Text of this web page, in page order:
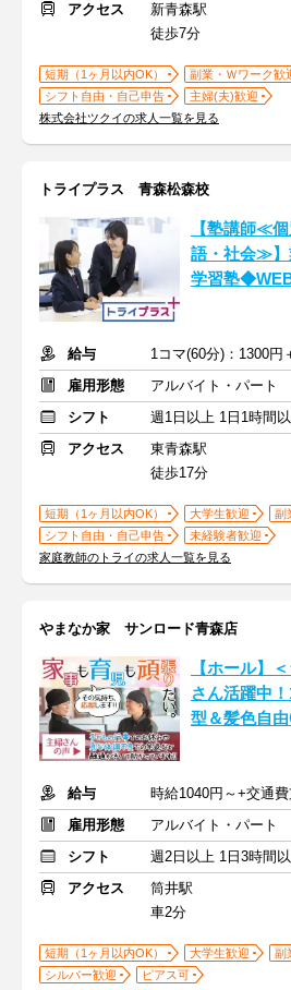
アクセス
新青森駅
徒歩7分
短期（1ヶ月以内OK） 副業・Ｗワーク歓
シフト自由・自己申告
主婦(夫)歓迎
株式会社ツクイの求人一覧を見る
トライプラス 青森松森校
【塾講師≪
語・社会≫】
学習塾
給与
1コマ(60分)：1300円
雇用形態
アルバイト・パート
シフト
週1日以上 1日1時間
アクセス
東青森駅
徒歩17分
短期（1ヶ月以内OK） 大学生歓迎
副
シフト自由・自己申告
未経験者歓迎
家庭教師のトライの求人一覧を見る
やまなか家 サンロード青森店
【ホール】
さん活躍中
型＆髪色自
給与
時給1040円～+交通
雇用形態
アルバイト・パート
シフト
週2日以上 1日3時間
アクセス
筒井駅
車2分
短期（1ヶ月以内OK） 大学生歓迎
副
シルバー歓迎
ピアス可